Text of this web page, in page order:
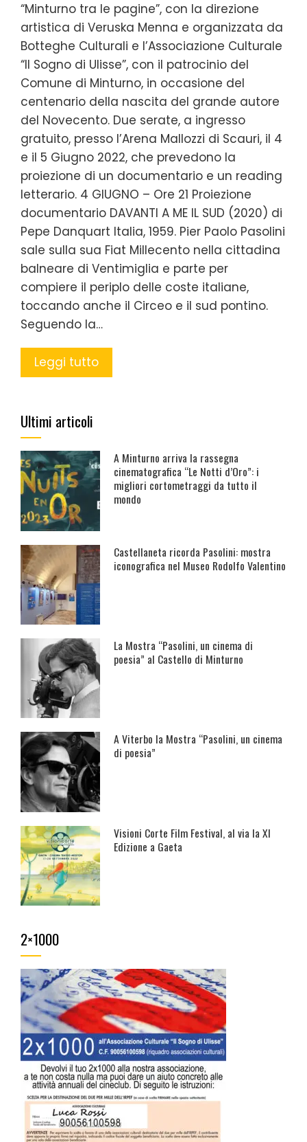
“Minturno tra le pagine”, con la direzione
artistica di Veruska Menna e organizzata da
Botteghe Culturali e l’Associazione Culturale
“Il Sogno di Ulisse”, con il patrocinio del
Comune di Minturno, in occasione del
centenario della nascita del grande autore
del Novecento. Due serate, a ingresso
gratuito, presso l’Arena Mallozzi di Scauri, il 4
e il 5 Giugno 2022, che prevedono la
proiezione di un documentario e un reading
letterario. 4 GIUGNO – Ore 21 Proiezione
documentario DAVANTI A ME IL SUD (2020) di
Pepe Danquart Italia, 1959. Pier Paolo Pasolini
sale sulla sua Fiat Millecento nella cittadina
balneare di Ventimiglia e parte per
compiere il periplo delle coste italiane,
toccando anche il Circeo e il sud pontino.
Seguendo la…
Leggi tutto
Ultimi articoli
A Minturno arriva la rassegna
cinematografica “Le Notti d’Oro”: i
migliori cortometraggi da tutto il
mondo
Castellaneta ricorda Pasolini: mostra
iconografica nel Museo Rodolfo Valentino
La Mostra “Pasolini, un cinema di
poesia” al Castello di Minturno
A Viterbo la Mostra “Pasolini, un cinema
di poesia”
Visioni Corte Film Festival, al via la XI
Edizione a Gaeta
2×1000